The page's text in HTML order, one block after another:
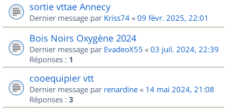
sortie vttae Annecy
Dernier message par Kriss74 « 09 févr. 2025, 22:01
Bois Noirs Oxygène 2024
Dernier message par EvadeoX55 « 03 juil. 2024, 22:39
Réponses : 1
cooequipier vtt
Dernier message par renardine « 14 mai 2024, 21:08
Réponses : 3